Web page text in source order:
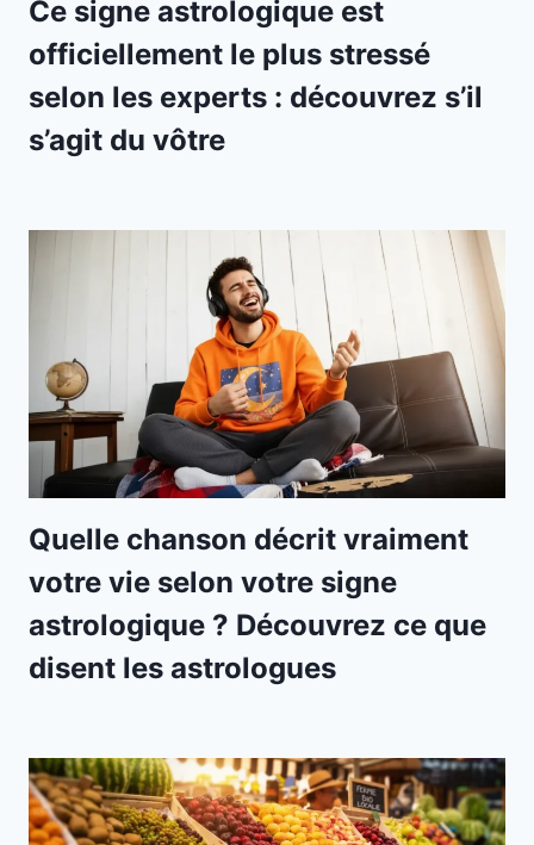
Ce signe astrologique est
officiellement le plus stressé
selon les experts : découvrez s’il
s’agit du vôtre
Quelle chanson décrit vraiment
votre vie selon votre signe
astrologique ? Découvrez ce que
disent les astrologues